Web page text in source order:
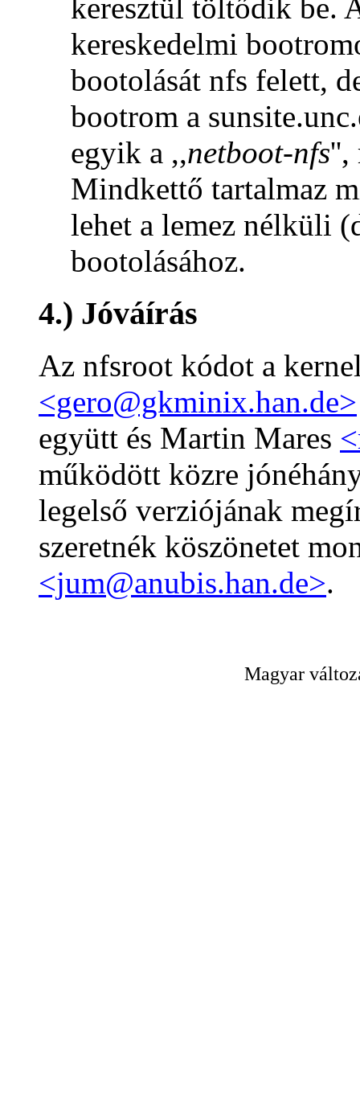
keresztül töltődik be.
kereskedelmi
bootolását nfs felett,
bootrom a
egyik a ,,netboot-nfs'',
Mindkettő tartalmaz
lehet a lemez nélküli
bootolásához.
4.) Jóváírás
Az nfsroot kódot a
<gero@gkminix.han.de>
együtt és Martin Mares
működött közre
legelső verziójának
szeretnék köszönetet
<jum@anubis.han.de>.
Magyar